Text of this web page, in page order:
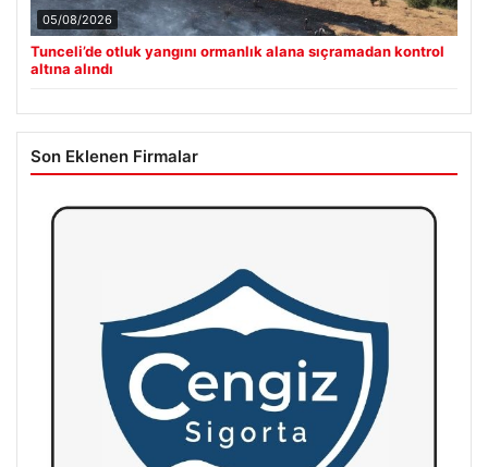
05/08/2026
Tunceli’de otluk yangını ormanlık alana sıçramadan kontrol
altına alındı
Son Eklenen Firmalar